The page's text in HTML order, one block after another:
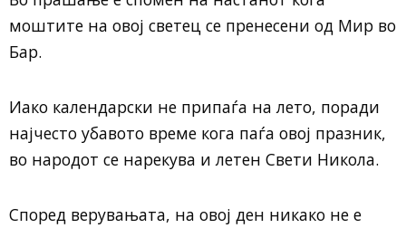
моштите на овој светец се пренесени од Мир во
Бар.
Иако календарски не припаѓа на лето, поради
најчесто убавото време кога паѓа овој празник,
во народот се нарекува и летен Свети Никола.
Според верувањата, на овој ден никако не е